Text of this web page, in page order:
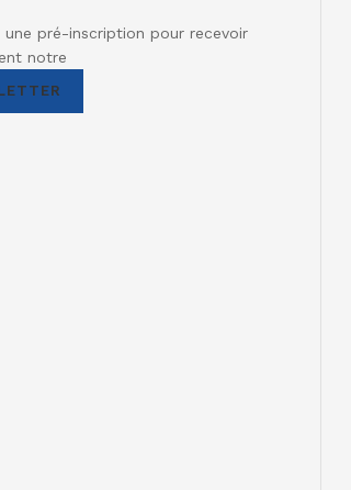
pré-inscription pour recevoir
notre